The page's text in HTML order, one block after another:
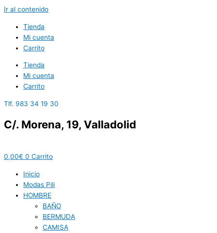
Ir al contenido
Tienda
Mi cuenta
Carrito
Tienda
Mi cuenta
Carrito
Tlf. 983 34 19 30
C/. Morena, 19, Valladolid
0,00€ 0 Carrito
Inicio
Modas Pili
HOMBRE
BAÑO
BERMUDA
CAMISA